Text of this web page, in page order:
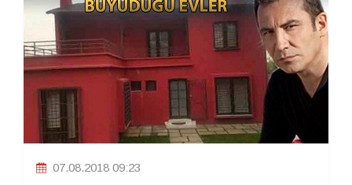
07.08.2018 09:23